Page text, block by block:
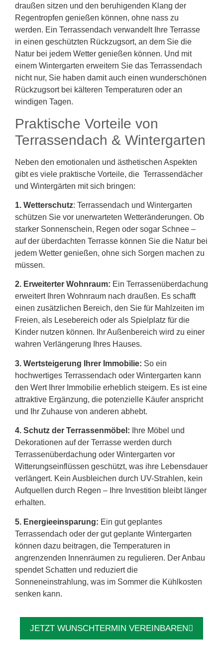
draußen sitzen und den beruhigenden Klang der
Regentropfen genießen können, ohne nass zu
werden. Ein Terrassendach verwandelt Ihre Terrasse
in einen geschützten Rückzugsort, an dem Sie die
Natur bei jedem Wetter genießen können. Und mit
einem Wintergarten erweitern Sie das Terrassendach
nicht nur, Sie haben damit auch einen wunderschönen
Rückzugsort bei kälteren Temperaturen oder an
windigen Tagen.
Praktische Vorteile von
Terrassendach & Wintergarten
Neben den emotionalen und ästhetischen Aspekten
gibt es viele praktische Vorteile, die Terrassendächer
und Wintergärten mit sich bringen:
1. Wetterschutz: Terrassendach und Wintergarten
schützen Sie vor unerwarteten Wetteränderungen. Ob
starker Sonnenschein, Regen oder sogar Schnee –
auf der überdachten Terrasse können Sie die Natur bei
jedem Wetter genießen, ohne sich Sorgen machen zu
müssen.
2. Erweiterter Wohnraum: Ein Terrassenüberdachung
erweitert Ihren Wohnraum nach draußen. Es schafft
einen zusätzlichen Bereich, den Sie für Mahlzeiten im
Freien, als Lesebereich oder als Spielplatz für die
Kinder nutzen können. Ihr Außenbereich wird zu einer
wahren Verlängerung Ihres Hauses.
3. Wertsteigerung Ihrer Immobilie: So ein
hochwertiges Terrassendach oder Wintergarten kann
den Wert Ihrer Immobilie erheblich steigern. Es ist eine
attraktive Ergänzung, die potenzielle Käufer anspricht
und Ihr Zuhause von anderen abhebt.
4. Schutz der Terrassenmöbel: Ihre Möbel und
Dekorationen auf der Terrasse werden durch
Terrassenüberdachung oder Wintergarten vor
Witterungseinflüssen geschützt, was ihre Lebensdauer
verlängert. Kein Ausbleichen durch UV-Strahlen, kein
Aufquellen durch Regen – Ihre Investition bleibt länger
erhalten.
5. Energieeinsparung: Ein gut geplantes
Terrassendach oder der gut geplante Wintergarten
können dazu beitragen, die Temperaturen in
angrenzenden Innenräumen zu regulieren. Der Anbau
spendet Schatten und reduziert die
Sonneneinstrahlung, was im Sommer die Kühlkosten
senken kann.
JETZT WUNSCHTERMIN VEREINBAREN